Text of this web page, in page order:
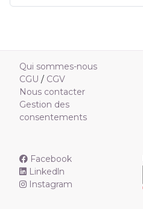
Qui sommes-nous
CGU / CGV
Nous contacter
Gestion des
consentements
Facebook
Linkedln
Instagram